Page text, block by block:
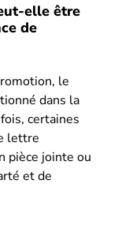
elle être
de
le
dans la
certaines
lettre
pièce jointe ou
et de